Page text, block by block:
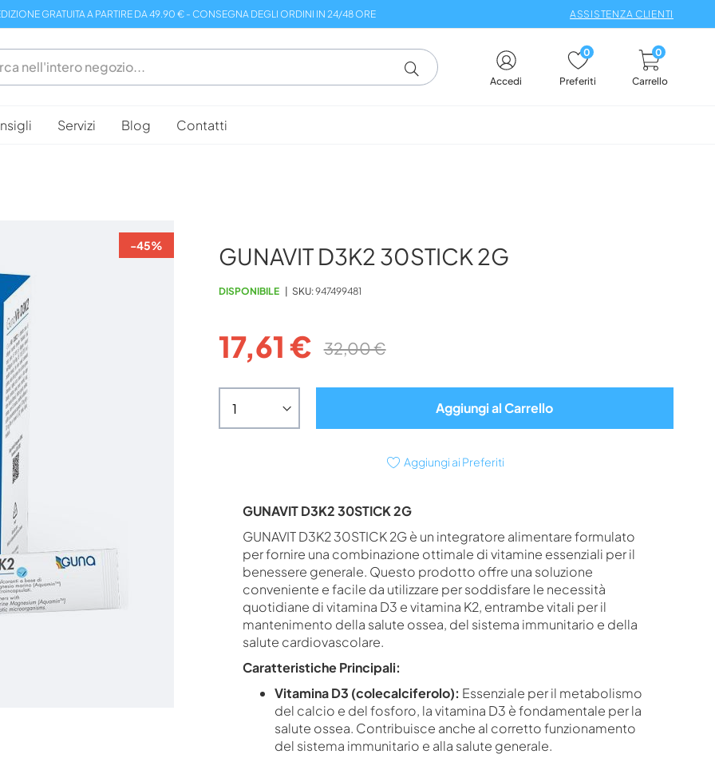
GRATUITA A PARTIRE DA 49.90 € - CONSEGNA DEGLI ORDINI IN 24/48 ORE ASSISTENZA CLIENTI
Accedi Preferiti
0
Carrello
0
Servizi Blog Contatti
GUNAVIT D3K2 30STICK 2G
DISPONIBILE SKU 947499481
17,61 € 32,00 €
Aggiungi al Carrello
Aggiungi ai Preferiti
GUNAVIT D3K2 30STICK 2G
GUNAVIT D3K2 30STICK 2G è un integratore alimentare formulato
per fornire una combinazione ottimale di vitamine essenziali per il
benessere generale. Questo prodotto offre una soluzione
conveniente e facile da utilizzare per soddisfare le necessità
quotidiane di vitamina D3 e vitamina K2, entrambe vitali per il
mantenimento della salute ossea, del sistema immunitario e della
salute cardiovascolare.
Caratteristiche Principali:
Vitamina D3 (colecalciferolo): Essenziale per il metabolismo
del calcio e del fosforo, la vitamina D3 è fondamentale per la
salute ossea. Contribuisce anche al corretto funzionamento
del sistema immunitario e alla salute generale.
-45%